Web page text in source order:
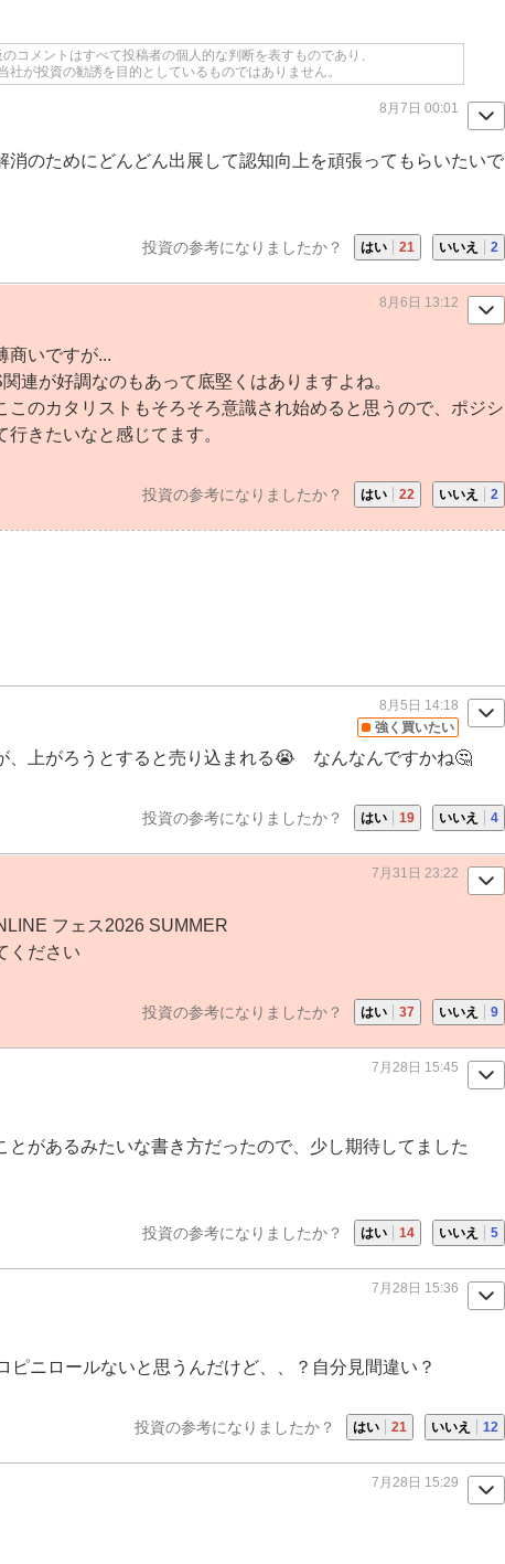
のコメントはすべて投稿者の個人的な判断を表すものであり、
社が投資の勧誘を目的としているものではありません。
8月7日 00:01
消のためにどんどん出展して認知向上を頑張ってもらいたいで
投資の参考になりましたか？ はい 21 いいえ 2
8月6日 13:12
商いですが...
連が好調なのもあって底堅くはありますよね。
このカタリストもそろそろ意識され始めると思うので、ポジシ
行きたいなと感じてます。
投資の参考になりましたか？ はい 22 いいえ 2
強く買いたい
8月5日 14:18
、上がろうとすると売り込まれる😭 なんなんですかね🤔
投資の参考になりましたか？ はい 19 いいえ 4
7月31日 23:22
フェス2026 SUMMER
ください
投資の参考になりましたか？ はい 37 いいえ 9
7月28日 15:45
とがあるみたいな書き方だったので、少し期待してました
投資の参考になりましたか？ はい 14 いいえ 5
7月28日 15:36
ピニロールないと思うんだけど、、？自分見間違い？
投資の参考になりましたか？ はい 21 いいえ 12
7月28日 15:29